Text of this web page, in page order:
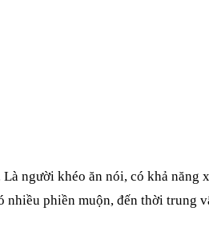
người khéo ăn nói, có khả
phiền muộn, đến thời trung